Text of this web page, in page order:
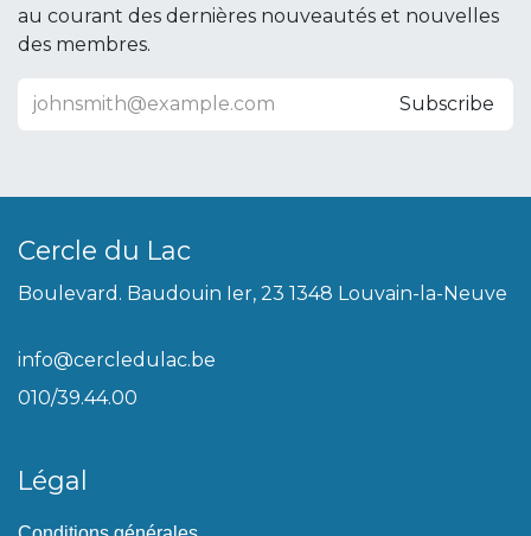
au courant des dernières nouveautés et nouvelles
des membres.
Subscribe
Cercle du Lac
Boulevard. Baudouin Ier, 23 1348 Louvain-la-Neuve
info@cercledulac.be
010/39.44.00
Légal